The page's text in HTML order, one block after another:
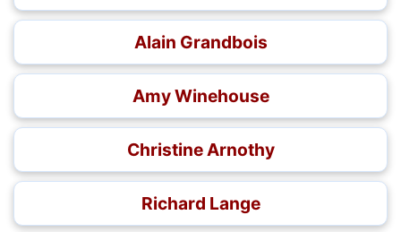
Alain Grandbois
Amy Winehouse
Christine Arnothy
Richard Lange